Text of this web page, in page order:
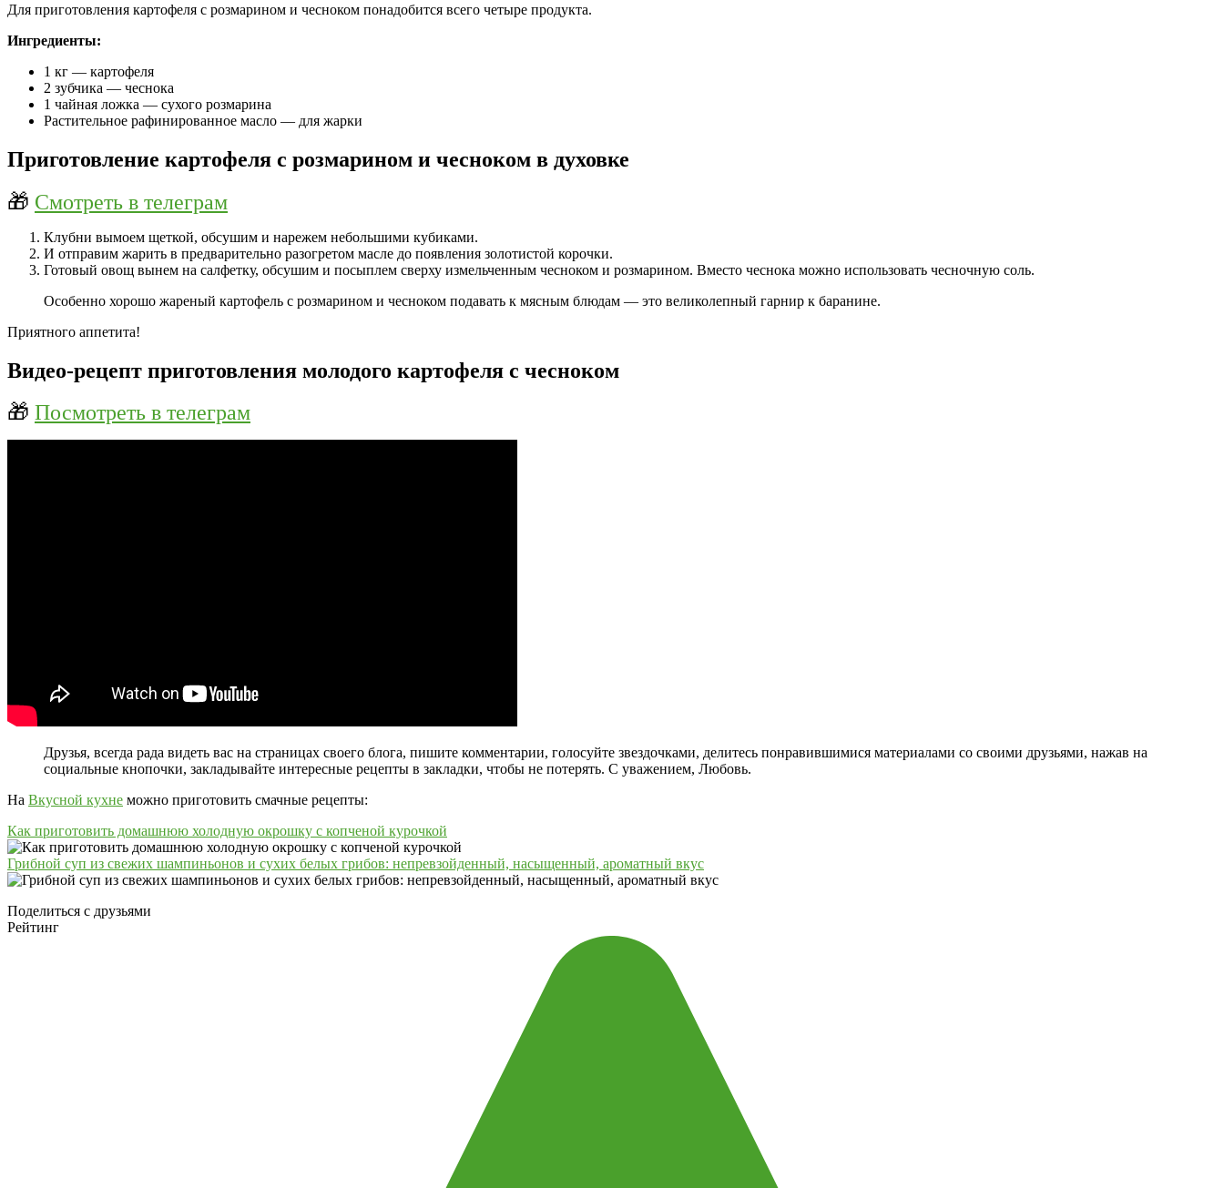
Для приготовления картофеля с розмарином и чесноком понадобится всего четыре продукта.
Ингредиенты:
1 кг — картофеля
2 зубчика — чеснока
1 чайная ложка — сухого розмарина
Растительное рафинированное масло — для жарки
Приготовление картофеля с розмарином и чесноком в духовке
🎁 Смотреть в телеграм
Клубни вымоем щеткой, обсушим и нарежем небольшими кубиками.
И отправим жарить в предварительно разогретом масле до появления золотистой корочки.
Готовый овощ вынем на салфетку, обсушим и посыплем сверху измельченным чесноком и розмарином. Вместо чеснока можно использовать чесночную соль.
Особенно хорошо жареный картофель с розмарином и чесноком подавать к мясным блюдам — это великолепный гарнир к баранине.
Приятного аппетита!
Видео-рецепт приготовления молодого картофеля с чесноком
🎁 Посмотреть в телеграм
Друзья, всегда рада видеть вас на страницах своего блога, пишите комментарии, голосуйте звездочками, делитесь понравившимися материалами со своими друзьями, нажав на
социальные кнопочки, закладывайте интересные рецепты в закладки, чтобы не потерять. С уважением, Любовь.
На Вкусной кухне можно приготовить смачные рецепты:
Как приготовить домашнюю холодную окрошку с копченой курочкой
Грибной суп из свежих шампиньонов и сухих белых грибов: непревзойденный, насыщенный, ароматный вкус
Поделиться с друзьями
Рейтинг